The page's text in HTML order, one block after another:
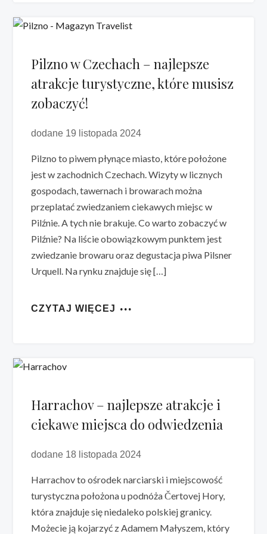
Pilzno w Czechach – najlepsze
atrakcje turystyczne, które musisz
zobaczyć!
dodane 19 listopada 2024
Pilzno to piwem płynące miasto, które położone
jest w zachodnich Czechach. Wizyty w licznych
gospodach, tawernach i browarach można
przeplatać zwiedzaniem ciekawych miejsc w
Pilźnie. A tych nie brakuje. Co warto zobaczyć w
Pilźnie? Na liście obowiązkowym punktem jest
zwiedzanie browaru oraz degustacja piwa Pilsner
Urquell. Na rynku znajduje się […]
CZYTAJ WIĘCEJ
Harrachov – najlepsze atrakcje i
ciekawe miejsca do odwiedzenia
dodane 18 listopada 2024
Harrachov to ośrodek narciarski i miejscowość
turystyczna położona u podnóża Čertovej Hory,
która znajduje się niedaleko polskiej granicy.
Możecie ją kojarzyć z Adamem Małyszem, który